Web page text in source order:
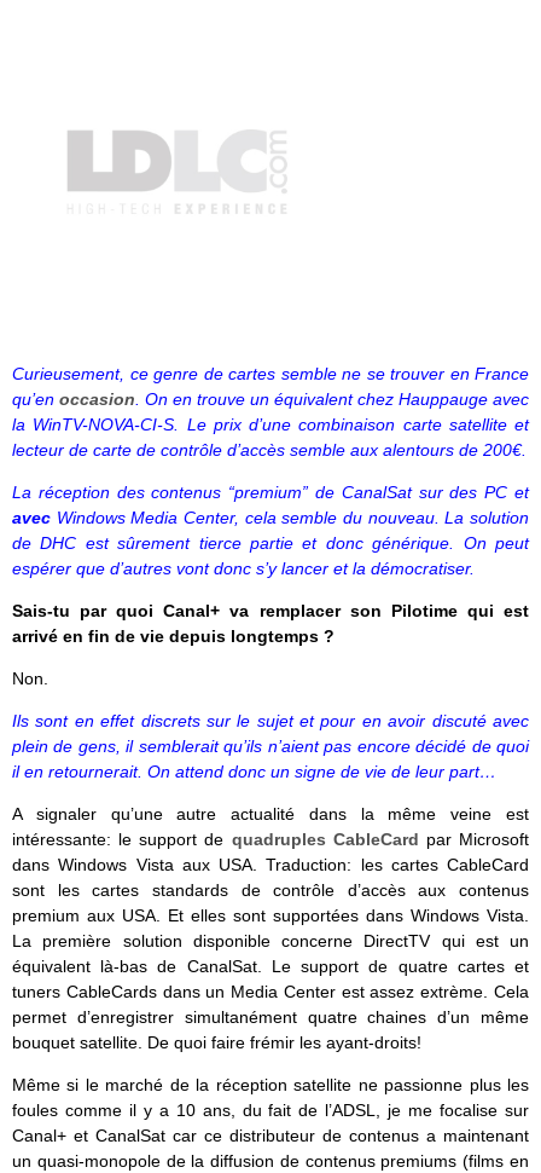
Curieusement, ce genre de cartes semble ne se trouver en France
qu’en occasion On en trouve un équivalent chez Hauppauge avec
la WinTV-NOVA-CI-S. Le prix d’une combinaison carte satellite et
lecteur de carte de contrôle d’accès semble aux alentours de 200€.
La réception des contenus “premium” de CanalSat sur des PC et
avec Windows Media Center, cela semble du nouveau. La solution
de DHC est sûrement tierce partie et donc générique. On peut
espérer que d’autres vont donc s’y lancer et la démocratiser.
Sais-tu par quoi Canal+ va remplacer son Pilotime qui est
arrivé en fin de vie depuis longtemps ?
Non.
Ils sont en effet discrets sur le sujet et pour en avoir discuté avec
plein de gens, il semblerait qu’ils n’aient pas encore décidé de quoi
il en retournerait. On attend donc un signe de vie de leur part…
A signaler qu’une autre actualité dans la même veine est
intéressante: le support de quadruples CableCard par Microsoft
dans Windows Vista aux USA. Traduction: les cartes CableCard
sont les cartes standards de contrôle d’accès aux contenus
premium aux USA. Et elles sont supportées dans Windows Vista.
La première solution disponible concerne DirectTV qui est un
équivalent là-bas de CanalSat. Le support de quatre cartes et
tuners CableCards dans un Media Center est assez extrème. Cela
permet d’enregistrer simultanément quatre chaines d’un même
bouquet satellite. De quoi faire frémir les ayant-droits!
Même si le marché de la réception satellite ne passionne plus les
foules comme il y a 10 ans, du fait de l’ADSL, je me focalise sur
Canal+ et CanalSat car ce distributeur de contenus a maintenant
un quasi-monopole de la diffusion de contenus premiums (films en